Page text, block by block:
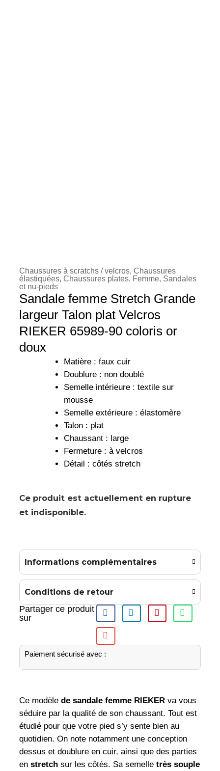
Chaussures à scratchs / velcros, Chaussures
élastiquées, Chaussures plates, Femme, Sandales
et nu-pieds
Sandale femme Stretch Grande
largeur Talon plat Velcros
RIEKER 65989-90 coloris or
doux
Matière : faux cuir
Doublure : non doublé
Semelle intérieure : textile sur
mousse
Semelle extérieure : élastomère
Talon : plat
Chaussant : large
Fermeture : à velcros
Détail : côtés stretch
Ce produit est actuellement en rupture
et indisponible.
Informations complémentaires
Conditions de retour
Partager ce produit
sur
Paiement sécurisé avec :
Ce modèle de sandale femme RIEKER va vous
séduire par la qualité de son chaussant. Tout est
étudié pour que votre pied s’y sente bien au
quotidien. On note notamment une conception
dessus et doublure en cuir, ainsi que des parties
en stretch sur les côtés. Sa semelle très souple